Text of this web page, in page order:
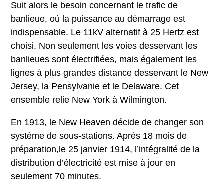
Suit alors le besoin concernant le trafic de
banlieue, où la puissance au démarrage est
indispensable. Le 11kV alternatif à 25 Hertz est
choisi. Non seulement les voies desservant les
banlieues sont électrifiées, mais également les
lignes à plus grandes distance desservant le New
Jersey, la Pensylvanie et le Delaware. Cet
ensemble relie New York à Wilmington.
En 1913, le New Heaven décide de changer son
système de sous-stations. Après 18 mois de
préparation,le 25 janvier 1914, l’intégralité de la
distribution d’électricité est mise à jour en
seulement 70 minutes.